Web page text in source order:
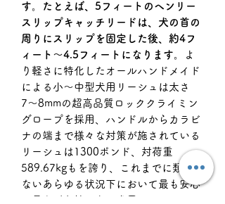
す。たとえば、5フィートのヘンリー
スリップキャッチリードは、犬の首の
周りにスリップを固定した後、約4フ
ィート〜4.5フィートになります。
よ
り軽さに特化したオールハンドメイド
による小〜中型犬用リーシュは太さ
7〜8mmの超高品質ロッククライミン
グロープを採用、ハンドルからカラビ
ナの端まで様々な対策が施されている
リーシュは1300ポンド、対荷重
589.67kgもを誇り、これまでに類を見
ないあらゆる状況下において最も安心